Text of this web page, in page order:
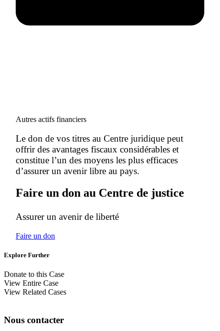
Autres actifs financiers
Le don de vos titres au Centre juridique peut
offrir des avantages fiscaux considérables et
constitue l’un des moyens les plus efficaces
d’assurer un avenir libre au pays.
Faire un don au Centre de justice
Assurer un avenir de liberté
Faire un don
Explore Further
Donate to this Case
View Entire Case
View Related Cases
Nous contacter